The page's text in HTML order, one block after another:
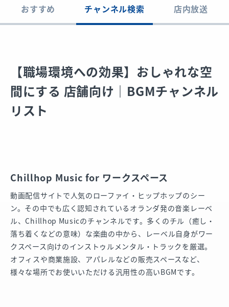
おすすめ チャンネル検索 店内放送
【職場環境への効果】おしゃれな空
間にする 店舗向け｜BGMチャンネル
リスト
Chillhop Music for ワークスペース
動画配信サイトで人気のローファイ・ヒップホップのシー
ン。その中でも広く認知されているオランダ発の音楽レーベ
ル、Chillhop Musicのチャンネルです。多くのチル（癒し・
落ち着くなどの意味）な楽曲の中から、レーベル自身がワー
クスペース向けのインストゥルメンタル・トラックを厳選。
オフィスや商業施設、アパレルなどの販売スペースなど、
様々な場所でお使いいただける汎用性の高いBGMです。